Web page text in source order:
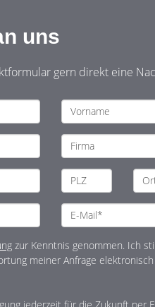
uns
gern direkt eine
zur Kenntnis genommen. Ich
meiner Anfrage